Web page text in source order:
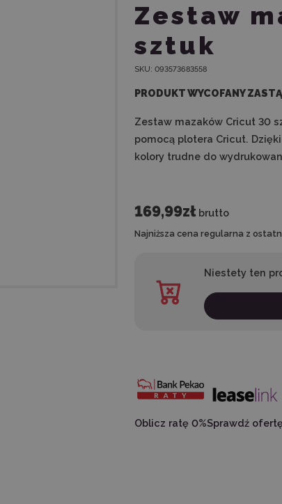
Zestaw
sztuk
SKU: 093573683558
PRODUKT WYCOFANY
Zestaw mazaków Cricut 30
pomocą plotera Cricut.
kolory trudne do
169,99zł brutto
Najniższa cena regularna z
Niestety ten
Oblicz ratę 0%Sprawdź